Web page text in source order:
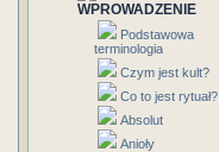
WPROWADZENIE
Podstawowa
terminologia
Czym jest kult?
Co to jest rytuał?
Absolut
Anioły